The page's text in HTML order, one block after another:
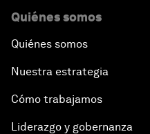
Quiénes somos
Quiénes somos
Nuestra estrategia
Cómo trabajamos
Liderazgo y gobernanza